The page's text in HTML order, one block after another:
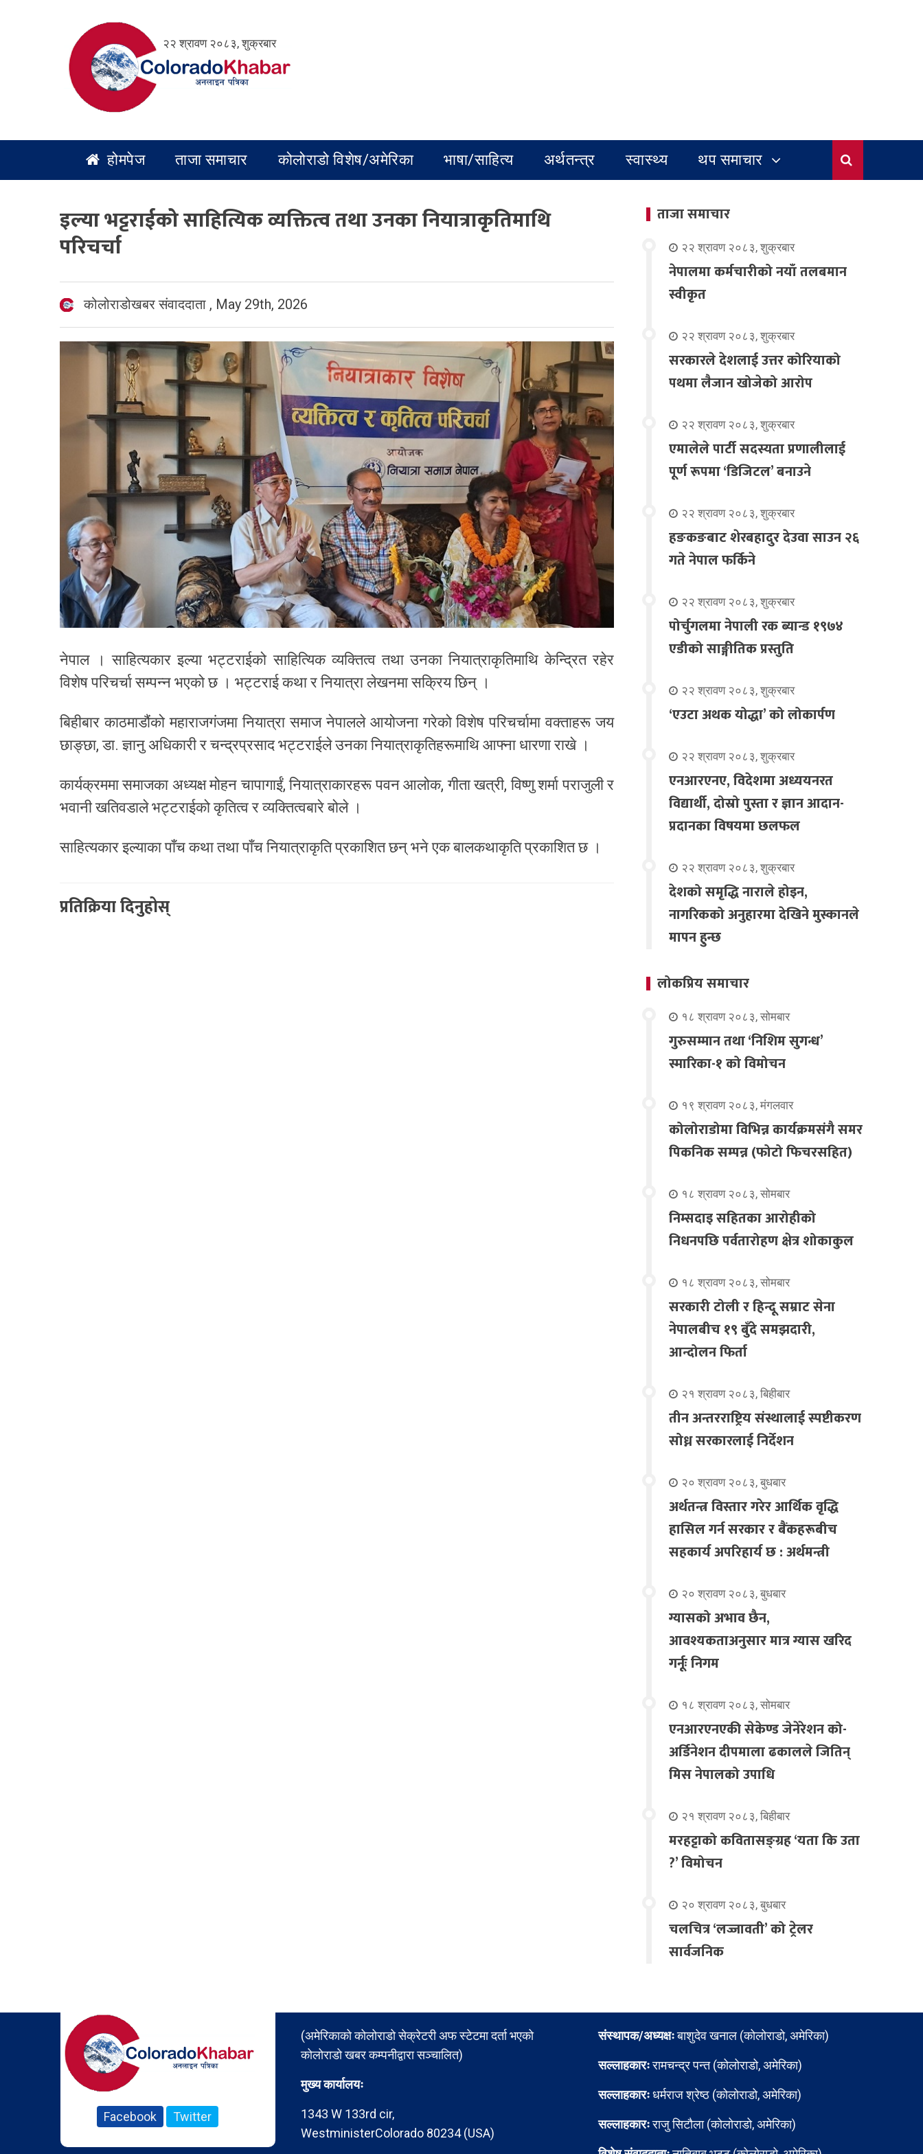
२२ श्रावण २०८३, शुक्रबार
होमपेज ताजा समाचार कोलोराडो विशेष/अमेरिका भाषा/साहित्य अर्थतन्त्र स्वास्थ्य थप समाचार
इल्या भट्टराईको साहित्यिक व्यक्तित्व तथा उनका नियात्राकृतिमाथि
परिचर्चा
कोलोराडोखबर संवाददाता , May 29th, 2026
नेपाल । साहित्यकार इल्या भट्टराईको साहित्यिक व्यक्तित्व तथा उनका नियात्राकृतिमाथि केन्द्रित रहेर
विशेष परिचर्चा सम्पन्न भएको छ । भट्टराई कथा र नियात्रा लेखनमा सक्रिय छिन् ।
बिहीबार काठमाडौंको महाराजगंजमा नियात्रा समाज नेपालले आयोजना गरेको विशेष परिचर्चामा वक्ताहरू जय
छाङ्छा, डा. ज्ञानु अधिकारी र चन्द्रप्रसाद भट्टराईले उनका नियात्राकृतिहरूमाथि आफ्ना धारणा राखे ।
कार्यक्रममा समाजका अध्यक्ष मोहन चापागाईं, नियात्राकारहरू पवन आलोक, गीता खत्री, विष्णु शर्मा पराजुली र
भवानी खतिवडाले भट्टराईको कृतित्व र व्यक्तित्वबारे बोले ।
साहित्यकार इल्याका पाँच कथा तथा पाँच नियात्राकृति प्रकाशित छन् भने एक बालकथाकृति प्रकाशित छ ।
प्रतिक्रिया दिनुहोस्
ताजा समाचार
२२ श्रावण २०८३, शुक्रबार
नेपालमा कर्मचारीको नयाँ तलबमान
स्वीकृत
२२ श्रावण २०८३, शुक्रबार
सरकारले देशलाई उत्तर कोरियाको
पथमा लैजान खोजेको आरोप
२२ श्रावण २०८३, शुक्रबार
एमालेले पार्टी सदस्यता प्रणालीलाई
पूर्ण रूपमा ‘डिजिटल’ बनाउने
२२ श्रावण २०८३, शुक्रबार
हङकङबाट शेरबहादुर देउवा साउन २६
गते नेपाल फर्किने
२२ श्रावण २०८३, शुक्रबार
पोर्चुगलमा नेपाली रक ब्यान्ड १९७४
एडीको साङ्गीतिक प्रस्तुति
२२ श्रावण २०८३, शुक्रबार
‘एउटा अथक योद्धा’ को लोकार्पण
२२ श्रावण २०८३, शुक्रबार
एनआरएनए, विदेशमा अध्ययनरत
विद्यार्थी, दोस्रो पुस्ता र ज्ञान आदान-
प्रदानका विषयमा छलफल
२२ श्रावण २०८३, शुक्रबार
देशको समृद्धि नाराले होइन,
नागरिकको अनुहारमा देखिने मुस्कानले
मापन हुन्छ
लोकप्रिय समाचार
१८ श्रावण २०८३, सोमबार
गुरुसम्मान तथा ‘निशिम सुगन्ध’
स्मारिका-१ को विमोचन
१९ श्रावण २०८३, मंगलवार
कोलोराडोमा विभिन्न कार्यक्रमसंगै समर
पिकनिक सम्पन्न (फोटो फिचरसहित)
१८ श्रावण २०८३, सोमबार
निम्सदाइ सहितका आरोहीको
निधनपछि पर्वतारोहण क्षेत्र शोकाकुल
१८ श्रावण २०८३, सोमबार
सरकारी टोली र हिन्दू सम्राट सेना
नेपालबीच १९ बुँदे समझदारी,
आन्दोलन फिर्ता
२१ श्रावण २०८३, बिहीबार
तीन अन्तरराष्ट्रिय संस्थालाई स्पष्टीकरण
सोध्न सरकारलाई निर्देशन
२० श्रावण २०८३, बुधबार
अर्थतन्त्र विस्तार गरेर आर्थिक वृद्धि
हासिल गर्न सरकार र बैंकहरूबीच
सहकार्य अपरिहार्य छ : अर्थमन्त्री
२० श्रावण २०८३, बुधबार
ग्यासको अभाव छैन,
आवश्यकताअनुसार मात्र ग्यास खरिद
गर्नूः निगम
१८ श्रावण २०८३, सोमबार
एनआरएनएकी सेकेण्ड जेनेरेशन को-
अर्डिनेशन दीपमाला ढकालले जितिन्
मिस नेपालको उपाधि
२१ श्रावण २०८३, बिहीबार
मरहट्टाको कवितासङ्ग्रह ‘यता कि उता
?’ विमोचन
२० श्रावण २०८३, बुधबार
चलचित्र ‘लज्जावती’ को ट्रेलर
सार्वजनिक
Facebook Twitter
(अमेरिकाको कोलोराडो सेक्रेटरी अफ स्टेटमा दर्ता भएको
कोलोराडो खबर कम्पनीद्वारा सञ्चालित)
मुख्य कार्यालयः
1343 W 133rd cir,
WestministerColorado 80234 (USA)
संस्थापक/अध्यक्षःबाशुदेव खनाल (कोलोराडो, अमेरिका)
सल्लाहकारःरामचन्द्र पन्त (कोलोराडो, अमेरिका)
सल्लाहकारःधर्मराज श्रेष्ठ (कोलोराडो, अमेरिका)
सल्लाहकारःराजु सिटौला (कोलोराडो, अमेरिका)